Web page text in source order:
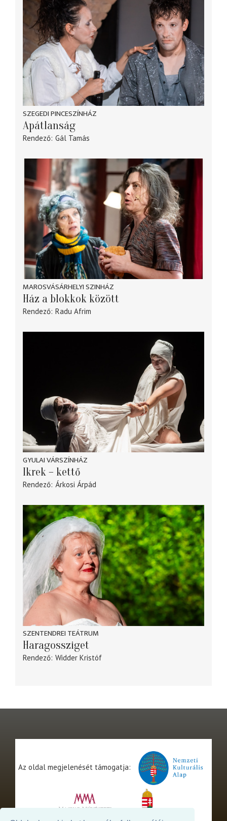
SZEGEDI PINCESZÍNHÁZ
Apátlanság
Rendező Gál Tamás
MAROSVÁSÁRHELYI SZINHÁZ
Ház a blokkok között
Rendező Radu Afrim
GYULAI VÁRSZÍNHÁZ
Ikrek – kettő
Rendező Árkosi Árpád
SZENTENDREI TEÁTRUM
Haragossziget
Rendező Widder Kristóf
Az oldal megjelenését támogatja: